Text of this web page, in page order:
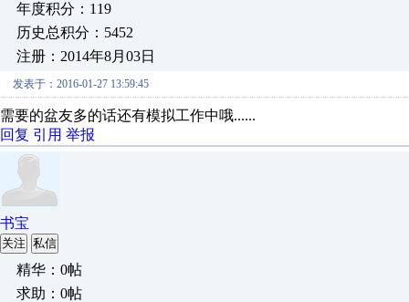
年度积分：119
历史总积分：5452
注册：2014年8月03日
发表于：2016-01-27 13:59:45
需要的盆友多的话还有模拟工作中哦......
回复 引用 举报
书宝
关注 私信
精华：0帖
求助：0帖